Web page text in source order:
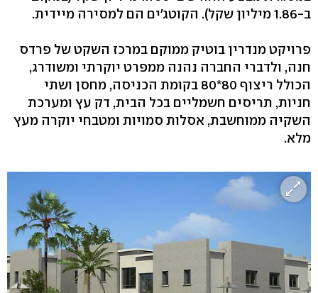
ב-1.86 מיליון שקל). הקוטג'ים הם למסירה מיידית.
פרויקט מנדרין בוטיק ממוקם במרכז השקט של פרדס
חנה, ולדברי החברה נהנה ממפרט יוקרתי ומשודרג,
הכולל ריצוף 80*80 בקומת הכניסה, מחסן ושתי
חניות, תריסים חשמליים בכל הבית, דק עץ ומערכת
השקיה ממוחשבת, אסלות סמויות ומטבחי יוקרה מעץ
מלא.